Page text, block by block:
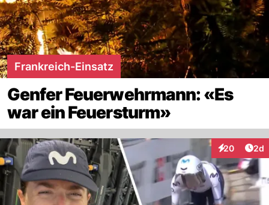
Frankreich-Einsatz
Genfer Feuerwehrmann: «Es
war ein Feuersturm»
20
Interaktionen
2d